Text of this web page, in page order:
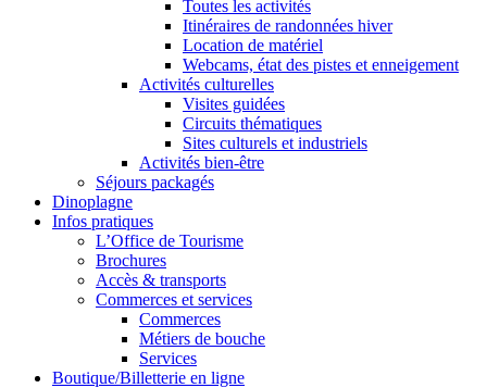
Toutes les activités
Itinéraires de randonnées hiver
Location de matériel
Webcams, état des pistes et enneigement
Activités culturelles
Visites guidées
Circuits thématiques
Sites culturels et industriels
Activités bien-être
Séjours packagés
Dinoplagne
Infos pratiques
L’Office de Tourisme
Brochures
Accès & transports
Commerces et services
Commerces
Métiers de bouche
Services
Boutique/Billetterie en ligne